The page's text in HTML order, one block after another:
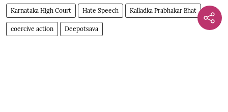
Karnataka High Court Hate Speech Kalladka Prabhakar Bhat
coercive action Deepotsava